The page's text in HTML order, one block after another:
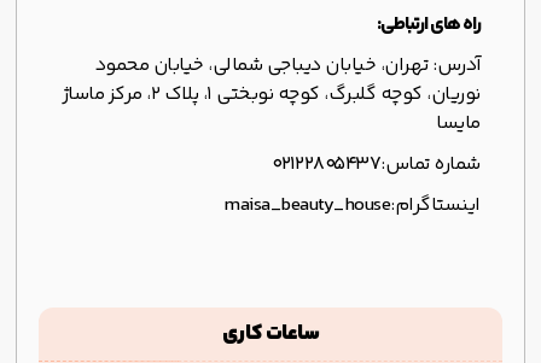
راه های ارتباطی:
آدرس: تهران، خیابان دیباجی شمالی، خیابان محمود
نوریان، کوچه گلبرگ، کوچه نوبختی ۱، پلاک ۲، مرکز ماساژ
مایسا
شماره تماس:۰۲۱۲۲۸۰۵۴۳۷
اینستاگرام:maisa_beauty_house
ساعات کاری